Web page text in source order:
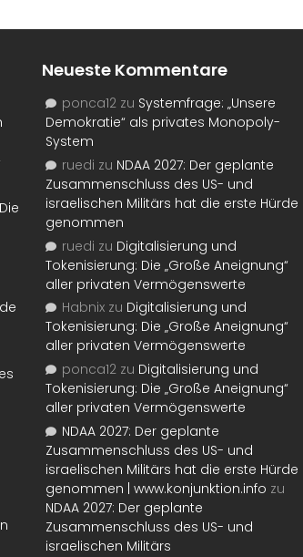
Neueste Kommentare
ponca12 zu Systemfrage: „Unsere
Demokratie“ als privates Monopoly-
System
ruedi zu NDAA 2027: Der geplante
Zusammenschluss des US- und
israelischen Militärs hat die erste Hürde
genommen
ruedi zu Digitalisierung und
Tokenisierung: Die „Große Aneignung“
aller privaten Vermögenswerte
Habnix zu Digitalisierung und
Tokenisierung: Die „Große Aneignung“
aller privaten Vermögenswerte
ponca12 zu Digitalisierung und
Tokenisierung: Die „Große Aneignung“
aller privaten Vermögenswerte
NDAA 2027: Der geplante
Zusammenschluss des US- und
israelischen Militärs hat die erste Hürde
genommen | www.konjunktion.info zu
NDAA 2027: Der geplante
Zusammenschluss des US- und
israelischen Militärs